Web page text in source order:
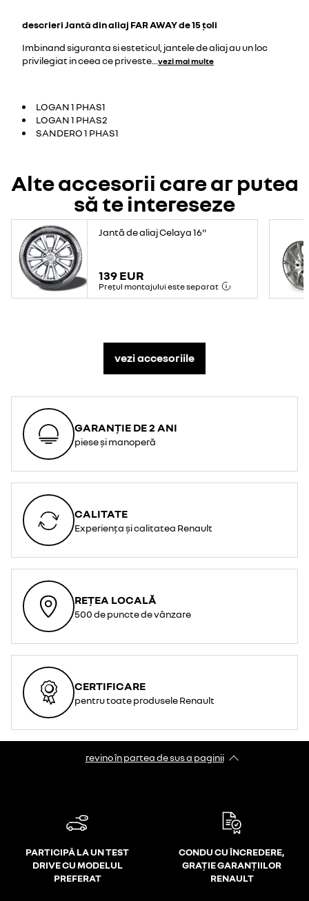
descrieriJantă din aliaj FAR AWAY de 15 ţoli
Imbinand siguranta si esteticul, jantele de aliaj au un loc
privilegiat in ceea ce priveste vezi mai multe
LOGAN 1 PHAS1
LOGAN 1 PHAS2
SANDERO 1 PHAS1
Alte accesorii care ar putea
să te intereseze
Jantă de aliaj Celaya 16''
139 EUR
Prețul montajului este separat
vezi accesoriile
GARANȚIE DE 2 ANI
piese și manoperă
CALITATE
Experiența și calitatea Renault
REȚEA LOCALĂ
500 de puncte de vânzare
CERTIFICARE
pentru toate produsele Renault
revino în partea de sus a paginii
PARTICIPĂ LA UN TEST
DRIVE CU MODELUL
PREFERAT
CONDU CU ÎNCREDERE,
GRAȚIE GARANȚIILOR
RENAULT